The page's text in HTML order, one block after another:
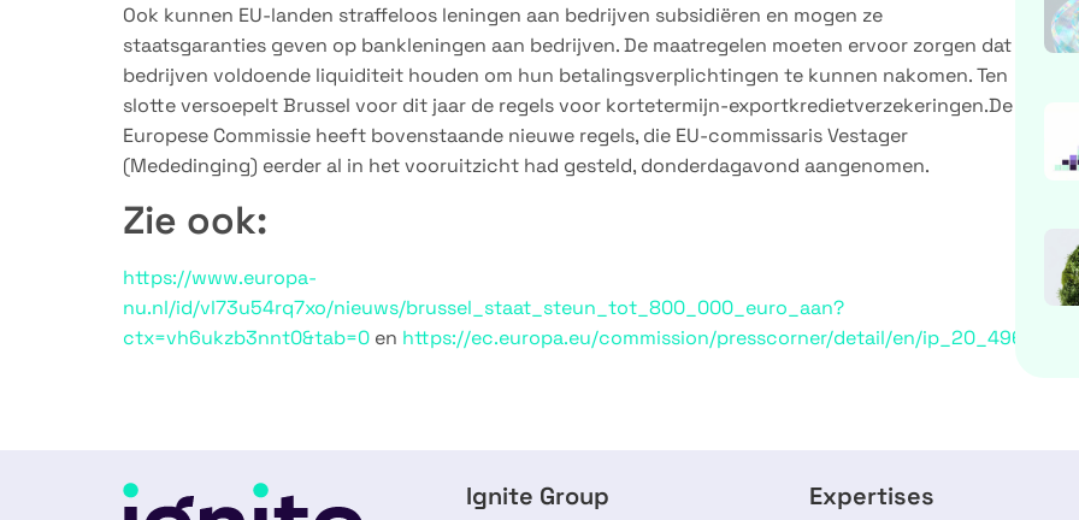
Ook kunnen EU-landen straffeloos leningen aan bedrijven subsidiëren en mogen ze
staatsgaranties geven op bankleningen aan bedrijven. De maatregelen moeten ervoor zorgen dat
bedrijven voldoende liquiditeit houden om hun betalingsverplichtingen te kunnen nakomen. Ten
slotte versoepelt Brussel voor dit jaar de regels voor kortetermijn-exportkredietverzekeringen.De
Europese Commissie heeft bovenstaande nieuwe regels, die EU-commissaris Vestager
(Mededinging) eerder al in het vooruitzicht had gesteld, donderdagavond aangenomen.
Zie ook:
https://www.europa-
nu.nl/id/vl73u54rq7xo/nieuws/brussel_staat_steun_tot_800_000_euro_aan?
ctx=vh6ukzb3nnt0&tab=0 en https://ec.europa.eu/commission/presscorner/detail/en/ip_20_496
Ignite Group Expertises